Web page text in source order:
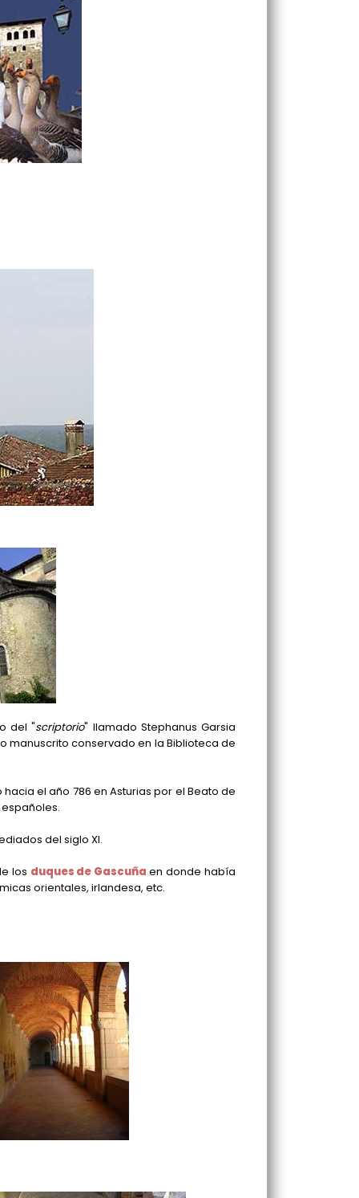
del "scriptorio" llamado Stephanus Garsia
manuscrito conservado en la Biblioteca de
el año 786 en Asturias por el Beato de
del siglo XI.
los duques de Gascuñaen donde había
orientales, irlandesa, etc.